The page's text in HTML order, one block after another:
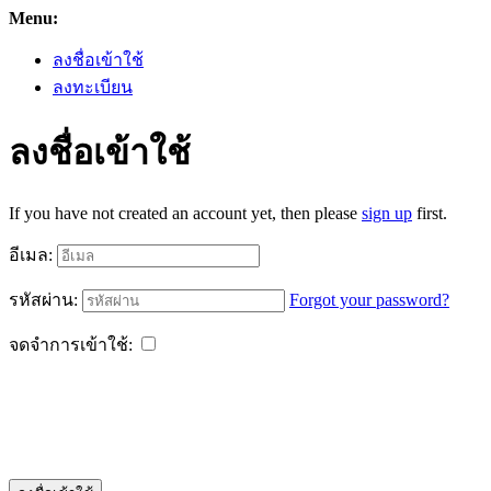
Menu:
ลงชื่อเข้าใช้
ลงทะเบียน
ลงชื่อเข้าใช้
If you have not created an account yet, then please sign up first.
อีเมล:
รหัสผ่าน: Forgot your password?
จดจำการเข้าใช้: